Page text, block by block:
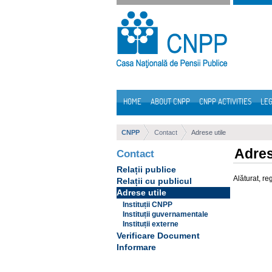
Skip to Content
HOME ABOUT CNPP CNPP ACTIVITIES
CNPP Contact Adrese utile
Contact
Relații publice
Relații cu publicul
Adrese utile
Instituții CNPP
Instituții guvernamentale
Instituții externe
Verificare Document
Informare
Alăturat,